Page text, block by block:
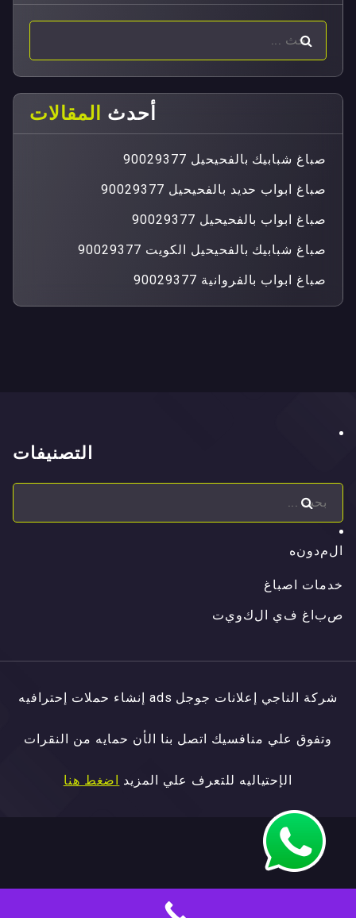
أحدث المقالات
صباغ شبابيك بالفحيحيل 90029377
صباغ ابواب حديد بالفحيحيل 90029377
صباغ ابواب بالفحيحيل 90029377
صباغ شبابيك بالفحيحيل الكويت 90029377
صباغ ابواب بالفروانية 90029377
التصنيفات
ل
لمدونه
خدمات اصباغ
ل
صباغ في ا لكويت
شركة الناجي إعلانات جوجل ads إنشاء حملات إحترافيه
وتفوق علي منافسيك اتصل بنا الأن حمايه من النقرات
الإحتياليه للتعرف علي المزيداضغط هنا